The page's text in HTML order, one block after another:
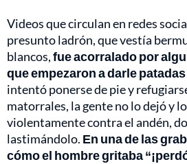
Videos que circulan en redes
presunto ladrón, que vestía
blancos,fue acorralado por
que empezaron a darle
intentó ponerse de pie y
matorrales, la gente no lo dejó y
violentamente contra el andén,
lastimándolo. En una de las
cómo el hombre gritaba